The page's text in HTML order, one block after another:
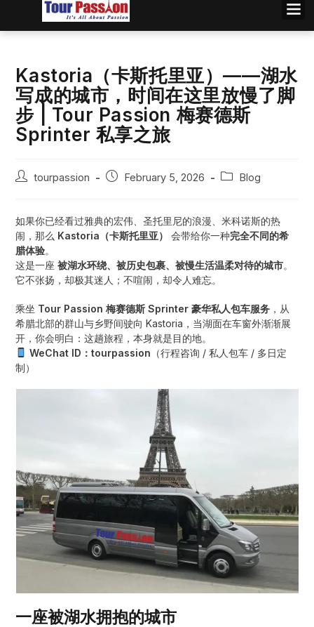
Kastoria（卡斯托里亚）——湖水
写成的城市，时间在这里放慢了脚
步 | Tour Passion 梅赛德斯
Sprinter 私享之旅
tourpassion February 5, 2026 Blog
如果你已经看过雅典的宏伟、圣托里尼的浪漫、米科诺斯的热
闹，那么 Kastoria（卡斯托里亚） 会带给你一种完全不同的希
腊体验。
这是一座被湖水环绕、被历史包裹、被慢生活温柔对待的城市。
它不张扬，却极其迷人；不喧闹，却令人难忘。
乘坐 Tour Passion 梅赛德斯 Sprinter 豪华私人包车服务 ，从
希腊北部的群山与乡野间驶向 Kastoria，当湖面在车窗外渐渐展
开，你会明白：这趟旅程，本身就是目的地。
WeChat ID：tourpassion （行程咨询 / 私人包车 / 多日定
制）
一座被湖水拥抱的城市